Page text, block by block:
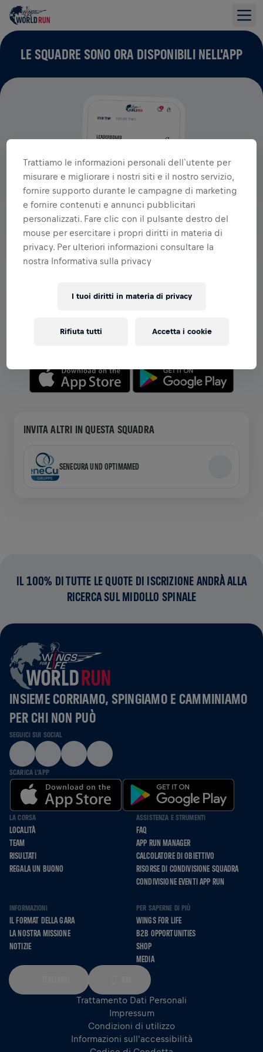
LE SQUADRE SONO ORA DISPONIBILI NELL'APP
VISUALIZZA SQUADRE NELL'APP
monitora la tua classifica e festeggia insieme.
INVITA ALTRI IN QUESTA SQUADRA
SENECURA UND OPTIMAMED
IL 100% DI TUTTE LE QUOTE DI ISCRIZIONE ANDRÀ ALLA
RICERCA SUL MIDOLLO SPINALE
INSIEME CORRIAMO, SPINGIAMO E CAMMINIAMO
PER CHI NON PUÒ
SEGUICI SUI SOCIAL
SCARICA L'APP
LA CORSA
LOCALITÀ
TEAM
RISULTATI
REGALA UN BUONO
ASSISTENZA E STRUMENTI
FAQ
APP RUN MANAGER
CALCOLATORE DI OBIETTIVO
RISORSE DI CONDIVISIONE SQUADRA
CONDIVISIONE EVENTI APP RUN
INFORMAZIONI
IL FORMAT DELLA GARA
LA NOSTRA MISSIONE
NOTIZIE
PER SAPERNE DI PIÙ
WINGS FOR LIFE
B2B OPPORTUNITIES
SHOP
MEDIA
Trattamento Dati Personali
Impressum
Condizioni di utilizzo
Informazioni sull'accessibilità
Trattiamo le informazioni personali dell`utente per
misurare e migliorare i nostri siti e il nostro servizio,
fornire supporto durante le campagne di marketing
e fornire contenuti e annunci pubblicitari
personalizzati. Fare clic con il pulsante destro del
mouse per esercitare i propri diritti in materia di
privacy. Per ulteriori informazioni consultare la
nostra Informativa sulla privacy
I tuoi diritti in materia di privacy
Rifiuta tutti Accetta i cookie